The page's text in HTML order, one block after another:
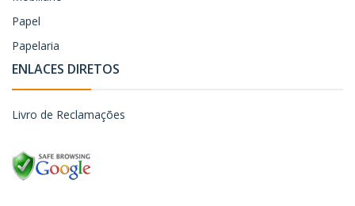
Papel
Papelaria
ENLACES DIRETOS
Livro de Reclamações